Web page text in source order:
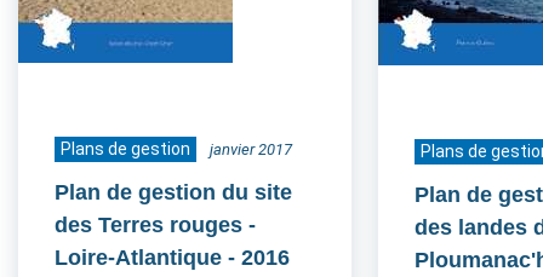
Plans de gestion janvier 2017
Plan de gestion du site
des Terres rouges -
Loire-Atlantique - 2016
Plans de
Plan de
des landes